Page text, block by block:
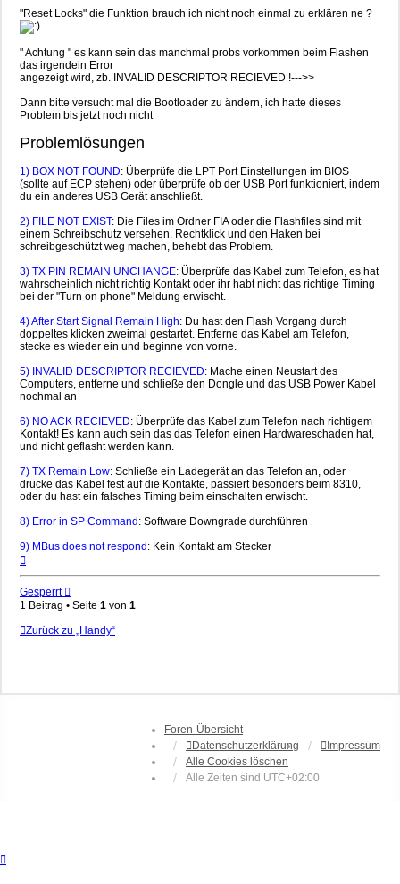
"Reset Locks" die Funktion brauch ich nicht noch einmal zu erklären ne ?
" Achtung " es kann sein das manchmal probs vorkommen beim Flashen
das irgendein Error
angezeigt wird, zb. INVALID DESCRIPTOR RECIEVED !--->>
Dann bitte versucht mal die Bootloader zu ändern, ich hatte dieses
Problem bis jetzt noch nicht
Problemlösungen
1) BOX NOT FOUND: Überprüfe die LPT Port Einstellungen im BIOS
(sollte auf ECP stehen) oder überprüfe ob der USB Port funktioniert, indem
du ein anderes USB Gerät anschließt.
2) FILE NOT EXIST: Die Files im Ordner FIA oder die Flashfiles sind mit
einem Schreibschutz versehen. Rechtklick und den Haken bei
schreibgeschützt weg machen, behebt das Problem.
3) TX PIN REMAIN UNCHANGE: Überprüfe das Kabel zum Telefon, es hat
wahrscheinlich nicht richtig Kontakt oder ihr habt nicht das richtige Timing
bei der "Turn on phone" Meldung erwischt.
4) After Start Signal Remain High: Du hast den Flash Vorgang durch
doppeltes klicken zweimal gestartet. Entferne das Kabel am Telefon,
stecke es wieder ein und beginne von vorne.
5) INVALID DESCRIPTOR RECIEVED: Mache einen Neustart des
Computers, entferne und schließe den Dongle und das USB Power Kabel
nochmal an
6) NO ACK RECIEVED: Überprüfe das Kabel zum Telefon nach richtigem
Kontakt! Es kann auch sein das das Telefon einen Hardwareschaden hat,
und nicht geflasht werden kann.
7) TX Remain Low: Schließe ein Ladegerät an das Telefon an, oder
drücke das Kabel fest auf die Kontakte, passiert besonders beim 8310,
oder du hast ein falsches Timing beim einschalten erwischt.
8) Error in SP Command : Software Downgrade durchführen
9) MBus does not respond : Kein Kontakt am Stecker
Gesperrt
1 Beitrag • Seite 1 von 1
Zurück zu „Handy“
Foren-Übersicht
Datenschutzerklärung
Impressum
Alle Cookies löschen
Alle Zeiten sind UTC+02:00